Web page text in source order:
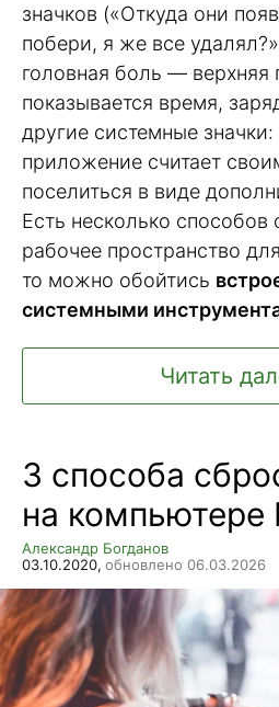
значков («Откуда они
побери, я же все
головная боль — верхняя
показывается время,
другие системные
приложение считает
поселиться в виде
Есть несколько способов
рабочее пространство
то можно обойтись
системными
Читать
3 способа
на компьютере
Александр Богданов
03.10.2020, обновлено 06.03.2026